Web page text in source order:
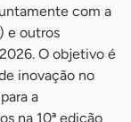
com a
e outros
O objetivo é
inovação no
a
na 10ª edição